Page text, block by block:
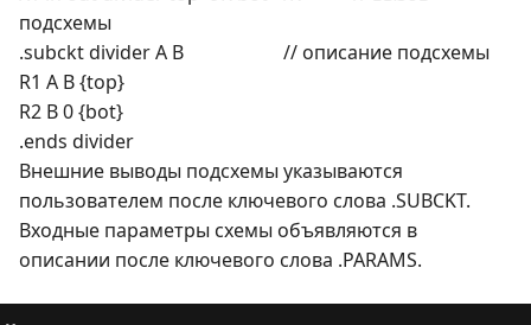
подсхемы
.subckt divider A B // описание подсхемы
R1 A B {top}
R2 B 0 {bot}
.ends divider
Внешние выводы подсхемы указываются
пользователем после ключевого слова .SUBCKT.
Входные параметры схемы объявляются в
описании после ключевого слова .PARAMS.